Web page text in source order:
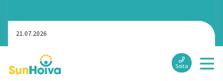
21.07.2026
Äkillinen kotihoidon tarve Tampereella: Miten
turvallinen ja kiireetön apu saadaan kotiin nopeasti?
Soita